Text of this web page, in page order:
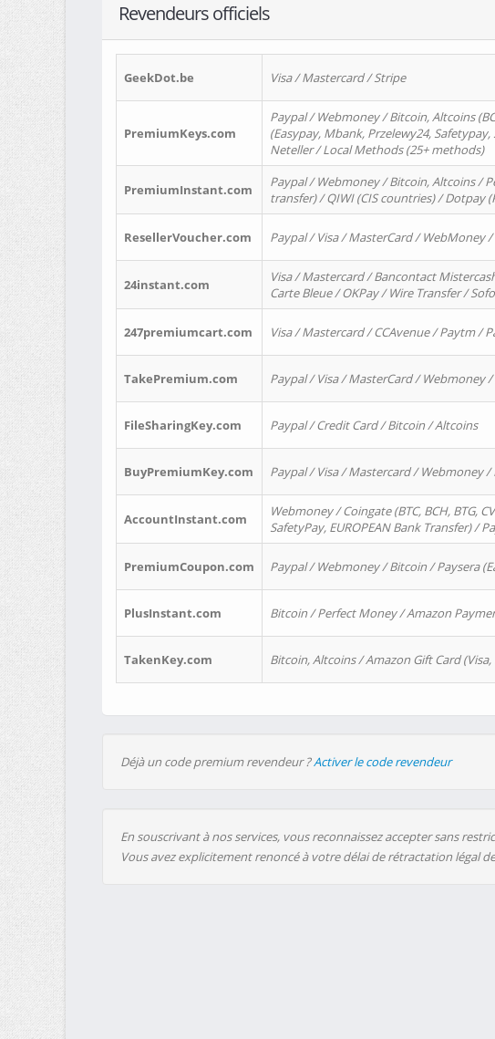
Revendeurs officiels
GeekDot.be Visa / Mastercard / Stripe
PremiumKeys.com
Paypal / Webmoney / Bitcoin, Altcoins
(Easypay, Mbank, Przelewy24,
Neteller / Local Methods (25+ methods)
PremiumInstant.com
Paypal / Webmoney / Bitcoin, Altcoins /
transfer) / QIWI (CIS countries) / Dotpay
ResellerVoucher.com Paypal / Visa / MasterCard / WebMoney
24instant.com
Visa / Mastercard / Bancontact
Carte Bleue / OKPay / Wire Transfer /
247premiumcart.com Visa / Mastercard / CCAvenue / Paytm /
TakePremium.com Paypal / Visa / MasterCard / Webmoney
FileSharingKey.com Paypal / Credit Card / Bitcoin / Altcoins
BuyPremiumKey.com Paypal / Visa / Mastercard / Webmoney
AccountInstant.com
Webmoney / Coingate (BTC, BCH, BTG,
SafetyPay, EUROPEAN Bank Transfer) /
PremiumCoupon.com Paypal / Webmoney / Bitcoin / Paysera
PlusInstant.com Bitcoin / Perfect Money / Amazon
TakenKey.com Bitcoin, Altcoins / Amazon Gift Card
Déjà un code premium revendeur ?Activer le code revendeur
En souscrivant à nos services, vous reconnaissez accepter sans
Vous avez explicitement renoncé à votre délai de rétractation